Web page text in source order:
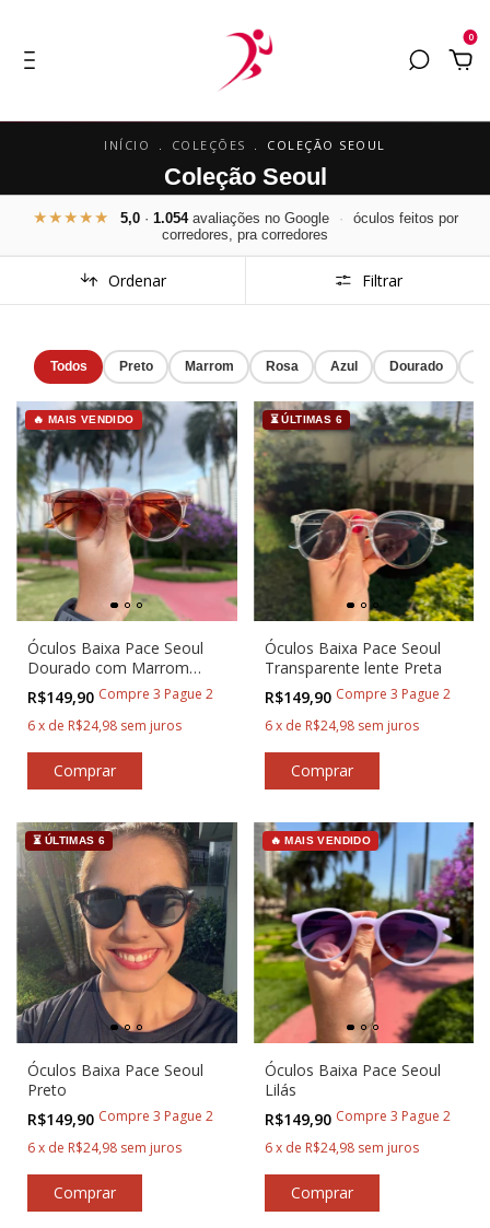
0
INÍCIO . COLEÇÕES . COLEÇÃO SEOUL
Coleção Seoul
★★★★★ 5,0· 1.054avaliações no Google ·
óculos feitos por
corredores, pra corredores
Ordenar Filtrar
Todos Preto Marrom Rosa Azul Dourado
🔥 MAIS VENDIDO
Óculos Baixa Pace Seoul
Dourado com Marrom
Degradê
R$149,90 Compre 3 Pague 2
6x de R$24,98 sem juros
⏳ ÚLTIMAS 6
Óculos Baixa Pace Seoul
Transparente lente Preta
R$149,90 Compre 3 Pague 2
6 x de R$24,98 sem juros
⏳ ÚLTIMAS 6
Óculos Baixa Pace Seoul
Preto
R$149,90 Compre 3 Pague 2
6x de R$24,98 sem juros
🔥 MAIS VENDIDO
Óculos Baixa Pace Seoul
Lilás
R$149,90 Compre 3 Pague 2
6 x de R$24,98 sem juros